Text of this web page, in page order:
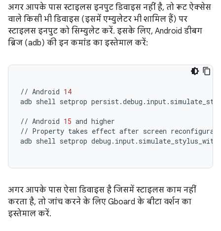
अगर आपके पास स्टाइलस इनपुट डिवाइस नहीं है, तो रूट ऐक्सेस
वाले किसी भी डिवाइस (इसमें एम्युलेटर भी शामिल हैं) पर
स्टाइलस इनपुट को सिम्युलेट करें. इसके लिए, Android डीबग
ब्रिज (adb) की इन कमांड का इस्तेमाल करें:
// Android 14
adb shell setprop
// Android 15 and higher
// Property takes effect after screen
adb shell setprop
अगर आपके पास ऐसा डिवाइस है जिसमें स्टाइलस काम नहीं
करता है, तो जांच करने के लिए Gboard के बीटा वर्शन का
इस्तेमाल करें.